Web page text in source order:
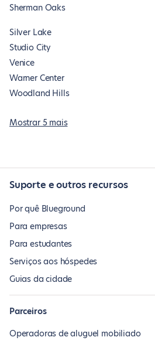
Sherman Oaks
Silver Lake
Studio City
Venice
Warner Center
Woodland Hills
Mostrar 5 mais
Suporte e outros recursos
Por quê Blueground
Para empresas
Para estudantes
Serviços aos hóspedes
Guias da cidade
Parceiros
Operadoras de aluguel mobiliado